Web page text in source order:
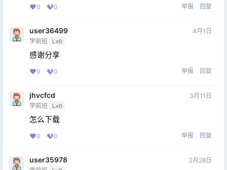
0 0 举报 回复
user36499
学前班 Lv0
4月1日
感谢分享
0 0 举报 回复
jhvcfcd
学前班 Lv0
3月11日
怎么下载
0 0 举报 回复
user35978 2月28日